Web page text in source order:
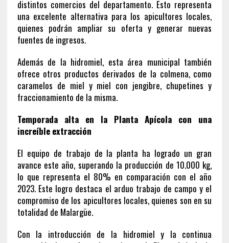
distintos comercios del departamento. Esto representa
una excelente alternativa para los apicultores locales,
quienes podrán ampliar su oferta y generar nuevas
fuentes de ingresos.
Además de la hidromiel, esta área municipal también
ofrece otros productos derivados de la colmena, como
caramelos de miel y miel con jengibre, chupetines y
fraccionamiento de la misma.
Temporada alta en la Planta Apícola con una
increíble extracción
El equipo de trabajo de la planta ha logrado un gran
avance este año, superando la producción de 10.000 kg,
lo que representa el 80% en comparación con el año
2023. Este logro destaca el arduo trabajo de campo y el
compromiso de los apicultores locales, quienes son en su
totalidad de Malargüe.
Con la introducción de la hidromiel y la continua